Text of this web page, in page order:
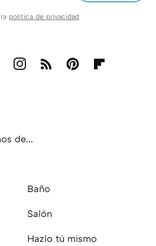
política de privacidad
de...
Baño
Salón
Hazlo tú mismo